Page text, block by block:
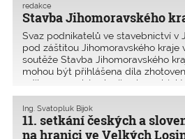
rekonstrukci
komunikace
současných
Stavba Jihomoravského
redakce
Svaz podnikatelů ve stavebnictví v
pod záštitou Jihomoravského kraje
soutěže Stavba Jihomoravského
mohou být přihlášena díla
v Jihomoravském kraji nebo
11. setkání českých a
na hranici ve Velkých
Ing. Svatopluk Bijok